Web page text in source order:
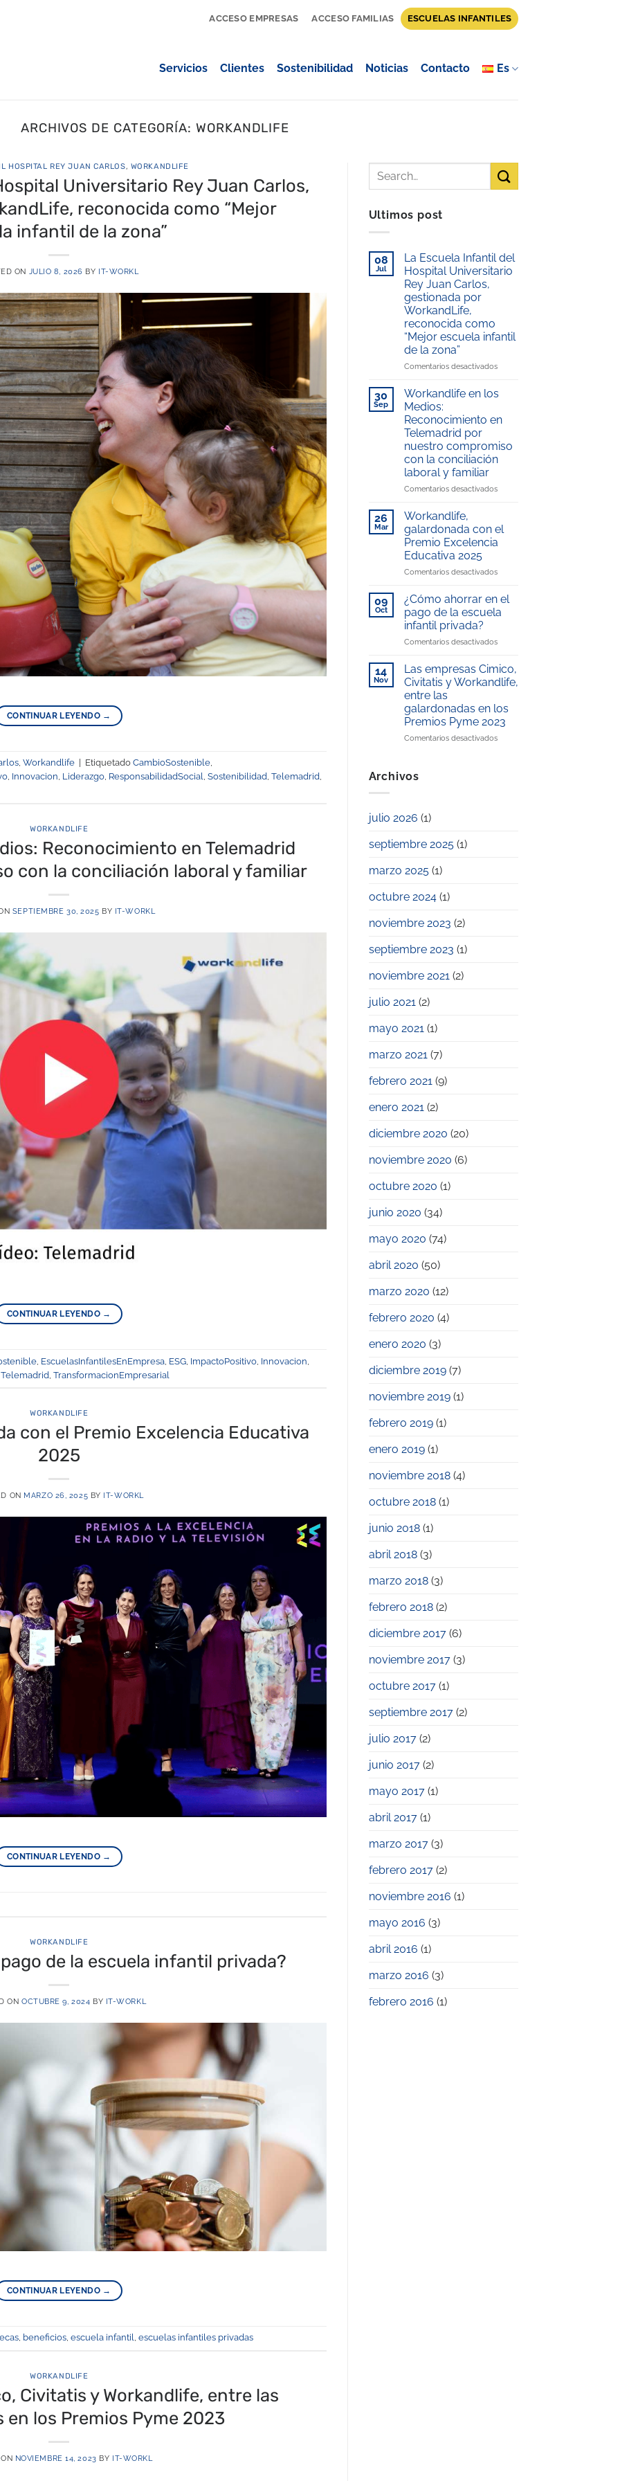
ACCESO EMPRESAS ACCESO FAMILIAS ESCUELAS INFANTILES
Servicios Clientes Sostenibilidad Noticias Contacto Es
ARCHIVOS DE CATEGORÍA:WORKANDLIFE
HOSPITAL REY JUAN CARLOS, WORKANDLIFE
Universitario Rey Juan Carlos,
reconocida como “Mejor
infantil de la zona”
ON JULIO 8, 2026 BY IT-WORKL
CONTINUAR LEYENDO →
, Workandlife Etiquetado CambioSostenible,
, Innovacion, Liderazgo, ResponsabilidadSocial, Sostenibilidad, Telemadrid,
WORKANDLIFE
Reconocimiento en Telemadrid
con la conciliación laboral y familiar
SEPTIEMBRE 30, 2025 BY IT-WORKL
CONTINUAR LEYENDO →
EscuelasInfantilesEnEmpresa ESG ImpactoPositivo Innovacion
Telemadrid TransformacionEmpresarial
WORKANDLIFE
con el Premio Excelencia Educativa
2025
ON MARZO 26, 2025 BY IT-WORKL
CONTINUAR LEYENDO →
WORKANDLIFE
de la escuela infantil privada?
ON OCTUBRE 9, 2024 BY IT-WORKL
CONTINUAR LEYENDO →
, beneficios, escuela infantil, escuelas infantiles privadas
WORKANDLIFE
Civitatis y Workandlife, entre las
en los Premios Pyme 2023
NOVIEMBRE 14, 2023 BY IT-WORKL
Ultimos post
08
Jul
La Escuela Infantil del
Hospital Universitario
Rey Juan Carlos,
gestionada por
WorkandLife,
reconocida como
“Mejor escuela infantil
de la zona”
Comentarios desactivadosen
Infantil
Hospital
Rey
Juan
por
como
“Mejor
de
zona”
30
Sep
Workandlife en los
Medios:
Reconocimiento en
Telemadrid por
nuestro compromiso
con la conciliación
laboral y familiar
Comentarios desactivadosen
los
Medios:
Reconocimiento
Telemadrid
nuestro
compromiso
con
conciliación
y
familiar
26
Mar
Workandlife,
galardonada con el
Premio Excelencia
Educativa 2025
Comentarios desactivadosen
galardonada
con
el
Excelencia
2025
09
Oct
¿Cómo ahorrar en el
pago de la escuela
infantil privada?
Comentarios desactivadosen
ahorrar
en
el
de
la
escuela
14
Nov
Las empresas Cimico,
Civitatis y Workandlife,
entre las
galardonadas en los
Premios Pyme 2023
Comentarios desactivadosen
Archivos
julio 2026 (1)
septiembre 2025(1)
marzo 2025(1)
octubre 2024(1)
noviembre 2023 (2)
septiembre 2023 (1)
noviembre 2021(2)
julio 2021(2)
mayo 2021(1)
marzo 2021(7)
febrero 2021(9)
enero 2021(2)
diciembre 2020 (20)
noviembre 2020 (6)
octubre 2020 (1)
junio 2020 (34)
mayo 2020 (74)
abril 2020 (50)
marzo 2020 (12)
febrero 2020 (4)
enero 2020 (3)
diciembre 2019(7)
noviembre 2019(1)
febrero 2019(1)
enero 2019(1)
noviembre 2018(4)
octubre 2018(1)
junio 2018(1)
abril 2018(3)
marzo 2018(3)
febrero 2018(2)
diciembre 2017(6)
noviembre 2017(3)
octubre 2017(1)
septiembre 2017(2)
julio 2017(2)
junio 2017(2)
mayo 2017(1)
abril 2017(1)
marzo 2017(3)
febrero 2017(2)
noviembre 2016 (1)
mayo 2016 (3)
abril 2016 (1)
marzo 2016 (3)
febrero 2016 (1)